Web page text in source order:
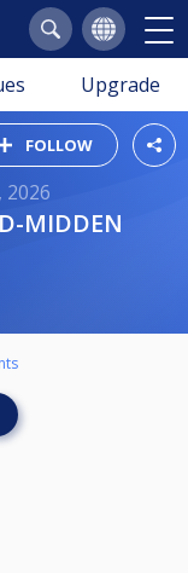
Upgrade
FOLLOW
2026